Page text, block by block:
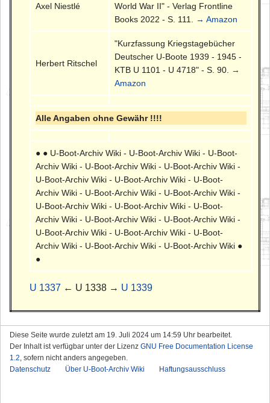
Axel Niestlé
World War II" - Verlag Frontline
Books 2022 - S. 111.
→ Amazon
Herbert Ritschel
"Kurzfassung Kriegstagebücher
Deutscher U-Boote 1939 - 1945 -
KTB U 1101 - U 4718" - S. 90.
→
Amazon
Alle Angaben ohne Gewähr !!!!
● ● U-Boot-Archiv Wiki - U-Boot-Archiv Wiki - U-Boot-
Archiv Wiki - U-Boot-Archiv Wiki - U-Boot-Archiv Wiki -
U-Boot-Archiv Wiki - U-Boot-Archiv Wiki - U-Boot-
Archiv Wiki - U-Boot-Archiv Wiki - U-Boot-Archiv Wiki -
U-Boot-Archiv Wiki - U-Boot-Archiv Wiki - U-Boot-
Archiv Wiki - U-Boot-Archiv Wiki - U-Boot-Archiv Wiki -
U-Boot-Archiv Wiki - U-Boot-Archiv Wiki - U-Boot-
Archiv Wiki - U-Boot-Archiv Wiki - U-Boot-Archiv Wiki ●
●
U 1337 ← U 1338 → U 1339
Diese Seite wurde zuletzt am 19. Juli 2024 um 14:59 Uhr bearbeitet.
Der Inhalt ist verfügbar unter der Lizenz GNU Free Documentation License
1.2, sofern nicht anders angegeben.
Datenschutz
Über U-Boot-Archiv Wiki Haftungsausschluss